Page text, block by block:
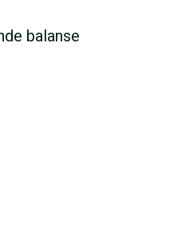
balanse